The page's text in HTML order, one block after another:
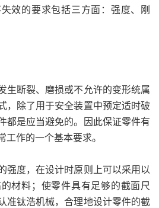
的要求包括三方面：强度、刚
断裂、磨损或不允许的变形统属
，除了用于安全装置中预定适时破
都是应当避免的。因此保证零件有
作的一个基本要求。
度，在设计时原则上可以采用以
材料；使零件具有足够的截面尺
准钛浩机械，合理地设计零件的截